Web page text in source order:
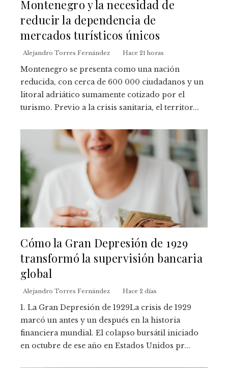
Montenegro y la necesidad de
reducir la dependencia de
mercados turísticos únicos
Alejandro Torres Fernández Hace 21 horas
Montenegro se presenta como una nación
reducida, con cerca de 600 000 ciudadanos y un
litoral adriático sumamente cotizado por el
turismo. Previo a la crisis sanitaria, el territor...
Cómo la Gran Depresión de 1929
transformó la supervisión bancaria
global
Alejandro Torres Fernández Hace 2 días
1. La Gran Depresión de 1929La crisis de 1929
marcó un antes y un después en la historia
financiera mundial. El colapso bursátil iniciado
en octubre de ese año en Estados Unidos pr...